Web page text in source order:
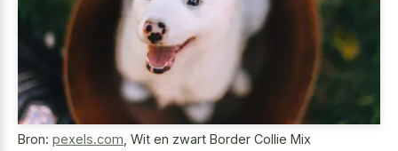
Bron: pexels.com Wit en zwart Border Collie Mix